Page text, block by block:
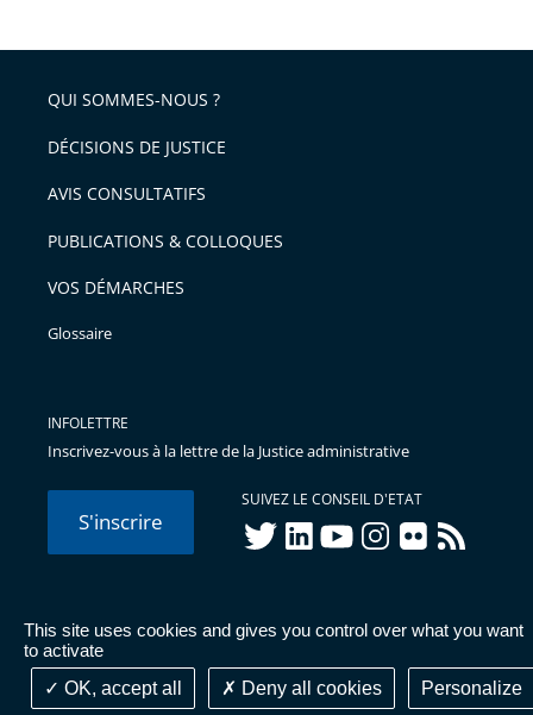
This site uses cookies and gives you control over what you want
to activate
OK, accept all
Deny all cookies Personalize
l'article
pour
avant
QUI SOMMES-NOUS ?
DÉCISIONS DE JUSTICE
AVIS CONSULTATIFS
PUBLICATIONS & COLLOQUES
VOS DÉMARCHES
Glossaire
INFOLETTRE
Inscrivez-vous à la lettre de la Justice administrative
S'inscrire
SUIVEZ LE CONSEIL D'ETAT
twitterlinkedInyoutubeinstagram
flickr rss
© Conseil d'État 2026 - Mentions légales
Données
personnelles-Publications administratives-Accessibilité :
partiellement conforme